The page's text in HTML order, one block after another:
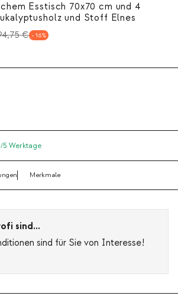
Esstisch 70x70 cm und 4
und Stoff Elnes
€ 16
5 Werktage
Merkmale
sind...
sind für Sie von Interesse!